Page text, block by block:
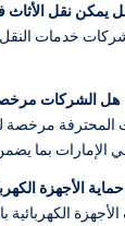
هل يمكن نقل
خدمات النقل
20. هل الشركات
المحترفة مرخصة
حماية الأجهزة